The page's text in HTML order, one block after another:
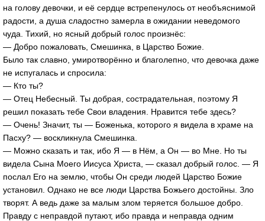
на голову девочки, и её сердце встрепенулось от необъяснимой
радости, а душа сладостно замерла в ожидании неведомого
чуда. Тихий, но ясный добрый голос произнёс:
— Добро пожаловать, Смешинка, в Царство Божие.
Было так славно, умиротворённо и благолепно, что девочка даже
не испугалась и спросила:
— Кто ты?
— Отец Небесный. Ты добрая, сострадательная, поэтому Я
решил показать тебе Свои владения. Нравится тебе здесь?
— Очень! Значит, ты — Боженька, которого я видела в храме на
Пасху? — воскликнула Смешинка.
— Можно сказать и так, ибо Я — в Нём, а Он — во Мне. Но ты
видела Сына Моего Иисуса Христа, — сказал добрый голос. — Я
послал Его на землю, чтобы Он среди людей Царство Божие
установил. Однако не все люди Царства Божьего достойны. Зло
творят. А ведь даже за малым злом теряется большое добро.
Правду с неправдой путают, ибо правда и неправда одним